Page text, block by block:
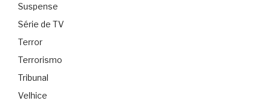
Suspense
Série de TV
Terror
Terrorismo
Tribunal
Velhice